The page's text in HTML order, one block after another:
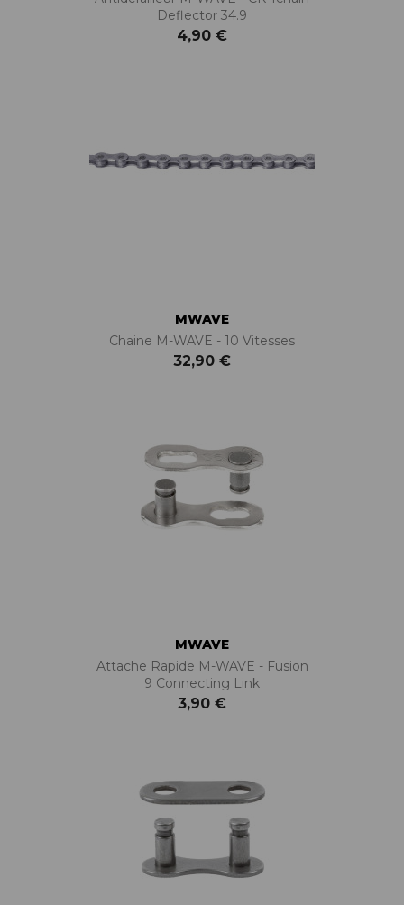
Deflector 34.9
4,90 €
MWAVE
Chaine M-WAVE - 10 Vitesses
32,90 €
MWAVE
Attache Rapide M-WAVE - Fusion
9 Connecting Link
3,90 €